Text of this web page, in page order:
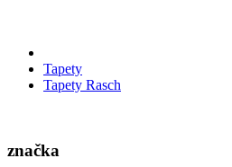
Tapety
Tapety Rasch
značka